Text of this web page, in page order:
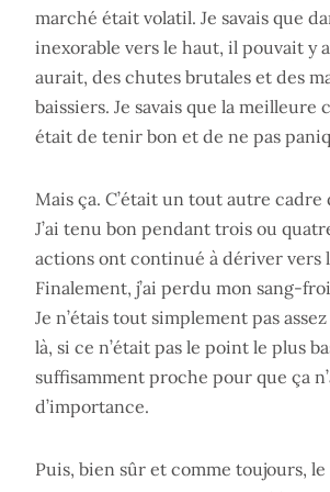
marché était volatil. Je savais que
inexorable vers le haut, il pouvait y
aurait, des chutes brutales et des
baissiers. Je savais que la meilleure
était de tenir bon et de ne pas
Mais ça. C’était un tout autre cadre
J’ai tenu bon pendant trois ou
actions ont continué à dériver vers
Finalement, j’ai perdu mon sang-
Je n’étais tout simplement pas
là, si ce n’était pas le point le plus
suffisamment proche pour que ça
d’importance.
Puis, bien sûr et comme toujours,